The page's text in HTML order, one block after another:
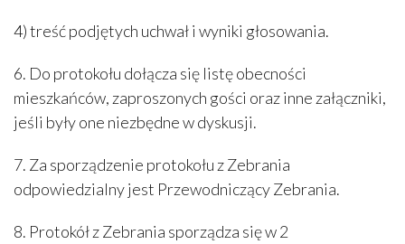
4) treść podjętych uchwał i wyniki głosowania.
6. Do protokołu dołącza się listę obecności
mieszkańców, zaproszonych gości oraz inne załączniki,
jeśli były one niezbędne w dyskusji.
7. Za sporządzenie protokołu z Zebrania
odpowiedzialny jest Przewodniczący Zebrania.
8. Protokół z Zebrania sporządza się w 2